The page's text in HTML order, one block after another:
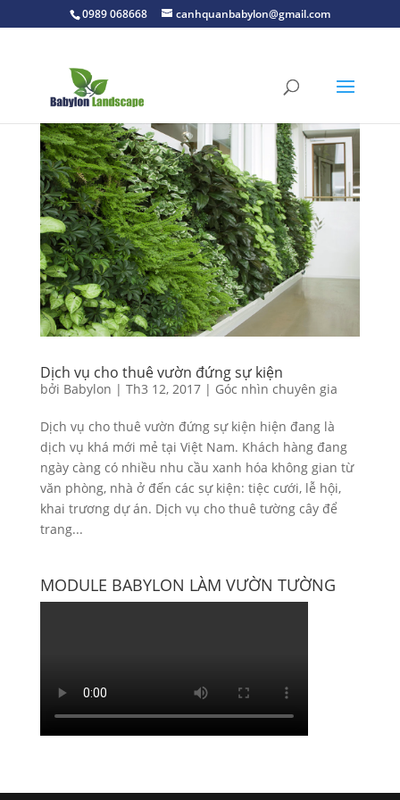
0989 068668 canhquanbabylon@gmail.com
Dịch vụ cho thuê vườn đứng sự kiện
bởi Babylon | Th3 12, 2017| Góc nhìn chuyên gia
Dịch vụ cho thuê vườn đứng sự kiện hiện đang là
dịch vụ khá mới mẻ tại Việt Nam. Khách hàng đang
ngày càng có nhiều nhu cầu xanh hóa không gian từ
văn phòng, nhà ở đến các sự kiện: tiệc cưới, lễ hội,
khai trương dự án. Dịch vụ cho thuê tường cây để
trang...
MODULE BABYLON LÀM VƯỜN TƯỜNG